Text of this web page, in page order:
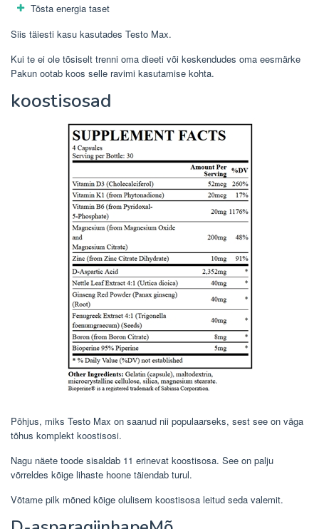
Tõsta energia taset
Siis täiesti kasu kasutades Testo Max.
Kui te ei ole tõsiselt trenni oma dieeti või keskendudes oma eesmärke
Pakun ootab koos selle ravimi kasutamise kohta.
koostisosad
Põhjus, miks Testo Max on saanud nii populaarseks, sest see on väga
tõhus komplekt koostisosi.
Nagu näete toode sisaldab 11 erinevat koostisosa. See on palju
võrreldes kõige lihaste hoone täiendab turul.
Võtame pilk mõned kõige olulisem koostisosa leitud seda valemit.